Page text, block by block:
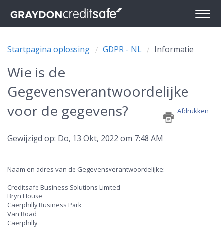
Startpagina oplossing GDPR - NL Informatie
Wie is de
Gegevensverantwoordelijke
voor de gegevens?
Afdrukken
Gewijzigd op: Do, 13 Okt, 2022 om 7:48 AM
Naam en adres van de Gegevensverantwoordelijke:
Creditsafe Business Solutions Limited
Bryn House
Caerphilly Business Park
Van Road
Caerphilly